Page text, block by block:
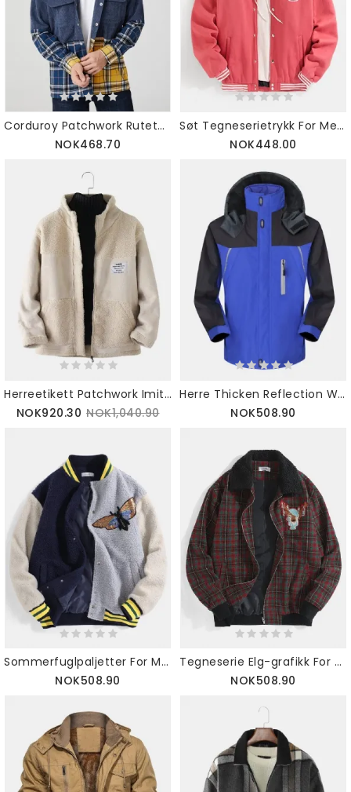
Corduroy Patchwork Rutete Langermet Jakke For Menn Med Dobbel Lomme
NOK468.70
Søt Tegneserietrykk For Menn Med Langermet Lomme Med Baseballkrage
NOK448.00
Herreetikett Patchwork Imitert Semsket Sherpa Varm Langermet Jakke
NOK920.30 NOK1,040.90
Herre Thicken Reflection Warm Outdoor Overhead Cargo Dunjakke
NOK508.90
Sommerfuglpaljetter For Menn Applikasjon Patchwork-lomme Baseballkrage Teddyjakke
NOK508.90
Tegneserie Elg-grafikk For Menn Vintage Pledd Borg-kragejakke Med Lomme
NOK508.90